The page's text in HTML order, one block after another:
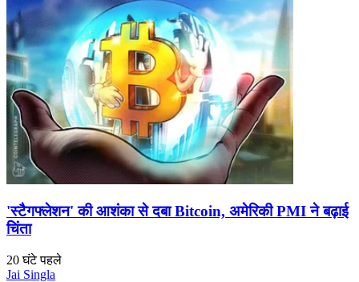
'स्टैगफ्लेशन' की आशंका से दबा Bitcoin, अमेरिकी PMI ने बढ़ाई
चिंता
20 घंटे पहले
Jai Singla